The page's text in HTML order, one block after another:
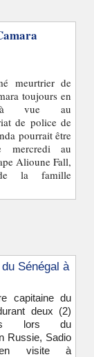
meurtrier de
toujours en
à vue au
de police de
pourrait être
mercredi au
Alioune Fall,
la famille
Sénégal à
capitaine du
deux (2)
lors du
Russie, Sadio
visite à